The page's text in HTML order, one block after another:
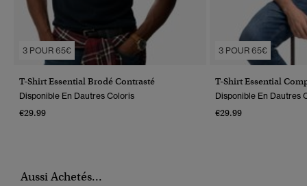
3 POUR 65€
T-Shirt Essential Brodé Contrasté
Disponible En Dautres Coloris
€29.99
3 POUR 65€
T-Shirt Essential
Disponible En Dautres
€29.99
Aussi Achetés...